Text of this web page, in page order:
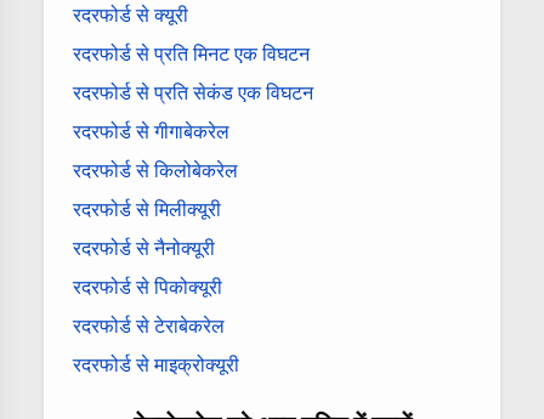
रदरफोर्ड से क्यूरी
रदरफोर्ड से प्रति मिनट एक विघटन
रदरफोर्ड से प्रति सेकंड एक विघटन
रदरफोर्ड से गीगाबेकरेल
रदरफोर्ड से किलोबेकरेल
रदरफोर्ड से मिलीक्यूरी
रदरफोर्ड से नैनोक्यूरी
रदरफोर्ड से पिकोक्यूरी
रदरफोर्ड से टेराबेकरेल
रदरफोर्ड से माइक्रोक्यूरी